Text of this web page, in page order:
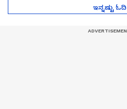
ಇನ್ನಷ್ಟು ಓದಿ